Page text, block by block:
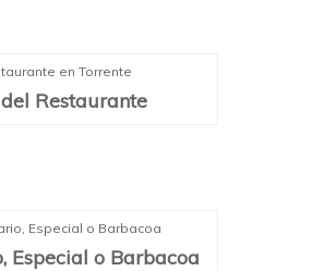
Restaurante
Especial o Barbacoa